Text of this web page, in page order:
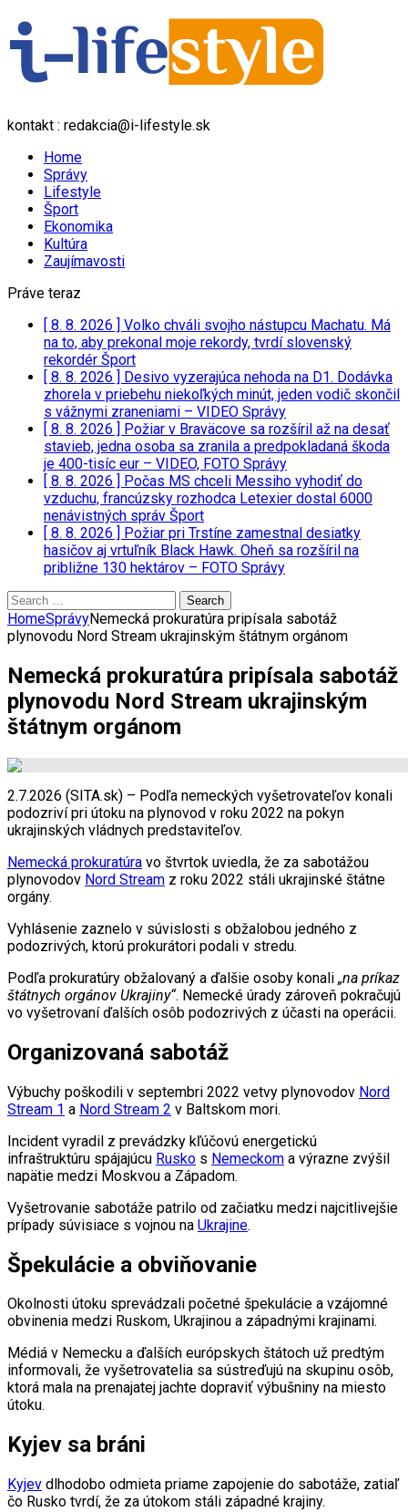
kontakt : redakcia@i-lifestyle.sk
Home
Správy
Lifestyle
Šport
Ekonomika
Kultúra
Zaujímavosti
Práve teraz
[ 8. 8. 2026 ] Volko chváli svojho nástupcu Machatu. Má
na to, aby prekonal moje rekordy, tvrdí slovenský
rekordér Šport
[ 8. 8. 2026 ] Desivo vyzerajúca nehoda na D1. Dodávka
zhorela v priebehu niekoľkých minút, jeden vodič skončil
s vážnymi zraneniami – VIDEO Správy
[ 8. 8. 2026 ] Požiar v Braväcove sa rozšíril až na desať
stavieb, jedna osoba sa zranila a predpokladaná škoda
je 400-tisíc eur – VIDEO, FOTO Správy
[ 8. 8. 2026 ] Počas MS chceli Messiho vyhodiť do
vzduchu, francúzsky rozhodca Letexier dostal 6000
nenávistných správ Šport
[ 8. 8. 2026 ] Požiar pri Trstíne zamestnal desiatky
hasičov aj vrtuľník Black Hawk. Oheň sa rozšíril na
približne 130 hektárov – FOTO Správy
Search
for:
HomeSprávyNemecká prokuratúra pripísala sabotáž
plynovodu Nord Stream ukrajinským štátnym orgánom
Nemecká prokuratúra pripísala sabotáž
plynovodu Nord Stream ukrajinským
štátnym orgánom
2.7.2026 (SITA.sk) – Podľa nemeckých vyšetrovateľov konali
podozriví pri útoku na plynovod v roku 2022 na pokyn
ukrajinských vládnych predstaviteľov.
Nemecká prokuratúra vo štvrtok uviedla, že za sabotážou
plynovodov Nord Stream z roku 2022 stáli ukrajinské štátne
orgány.
Vyhlásenie zaznelo v súvislosti s obžalobou jedného z
podozrivých, ktorú prokurátori podali v stredu.
Podľa prokuratúry obžalovaný a ďalšie osoby konali „na príkaz
štátnych orgánov Ukrajiny“. Nemecké úrady zároveň pokračujú
vo vyšetrovaní ďalších osôb podozrivých z účasti na operácii.
Organizovaná sabotáž
Výbuchy poškodili v septembri 2022 vetvy plynovodov Nord
Stream 1 a Nord Stream 2 v Baltskom mori.
Incident vyradil z prevádzky kľúčovú energetickú
infraštruktúru spájajúcu Rusko s Nemeckom a výrazne zvýšil
napätie medzi Moskvou a Západom.
Vyšetrovanie sabotáže patrilo od začiatku medzi najcitlivejšie
prípady súvisiace s vojnou na Ukrajine.
Špekulácie a obviňovanie
Okolnosti útoku sprevádzali početné špekulácie a vzájomné
obvinenia medzi Ruskom, Ukrajinou a západnými krajinami.
Médiá v Nemecku a ďalších európskych štátoch už predtým
informovali, že vyšetrovatelia sa sústreďujú na skupinu osôb,
ktorá mala na prenajatej jachte dopraviť výbušniny na miesto
útoku.
Kyjev sa bráni
Kyjev dlhodobo odmieta priame zapojenie do sabotáže, zatiaľ
čo Rusko tvrdí, že za útokom stáli západné krajiny.